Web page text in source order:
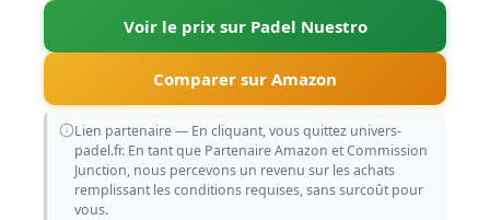
Voir le prix sur Padel Nuestro
Comparer sur Amazon
Lien partenaire — En cliquant, vous quittez univers-
padel.fr. En tant que Partenaire Amazon et Commission
Junction, nous percevons un revenu sur les achats
remplissant les conditions requises, sans surcoût pour
vous.